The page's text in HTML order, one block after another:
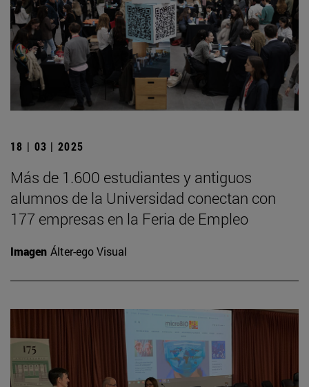
18 | 03 | 2025
Más de 1.600 estudiantes y antiguos
alumnos de la Universidad conectan con
177 empresas en la Feria de Empleo
Imagen Álter-ego Visual